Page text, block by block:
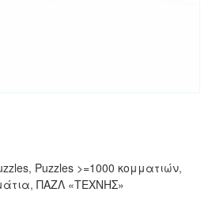
, Puzzles >=1000 κομματιών,
, ΠΑΖΛ «ΤΕΧΝΗΣ»